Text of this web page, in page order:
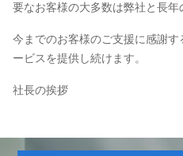
要なお客様の大多数は弊社と長年
今までのお客様のご支援に感謝
ービスを提供し続けます。
社長の挨拶